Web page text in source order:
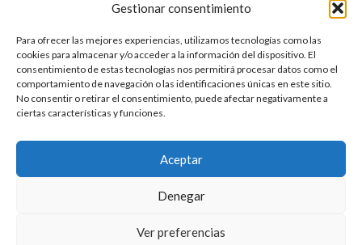
Gestionar consentimiento
Para ofrecer las mejores experiencias, utilizamos tecnologías como las
cookies para almacenar y/o acceder a la información del dispositivo. El
consentimiento de estas tecnologías nos permitirá procesar datos como el
comportamiento de navegación o las identificaciones únicas en este sitio.
No consentir o retirar el consentimiento, puede afectar negativamente a
ciertas características y funciones.
Aceptar
Denegar
Ver preferencias